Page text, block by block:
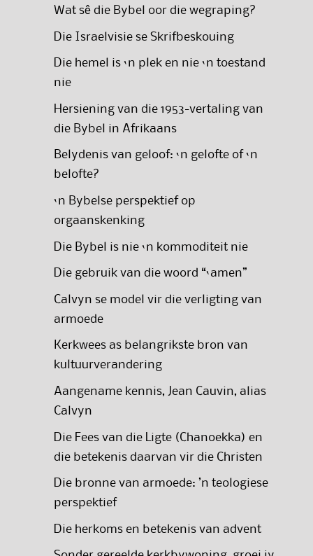
Wat sê die Bybel oor die wegraping?
Die Israelvisie se Skrifbeskouing
Die hemel is ‘n plek en nie ‘n toestand
nie
Hersiening van die 1953-vertaling van
die Bybel in Afrikaans
Belydenis van geloof: ‘n gelofte of ‘n
belofte?
‘n Bybelse perspektief op
orgaanskenking
Die Bybel is nie ‘n kommoditeit nie
Die gebruik van die woord “‘amen”
Calvyn se model vir die verligting van
armoede
Kerkwees as belangrikste bron van
kultuurverandering
Aangename kennis, Jean Cauvin, alias
Calvyn
Die Fees van die Ligte (Chanoekka) en
die betekenis daarvan vir die Christen
Die bronne van armoede: ’n teologiese
perspektief
Die herkoms en betekenis van advent